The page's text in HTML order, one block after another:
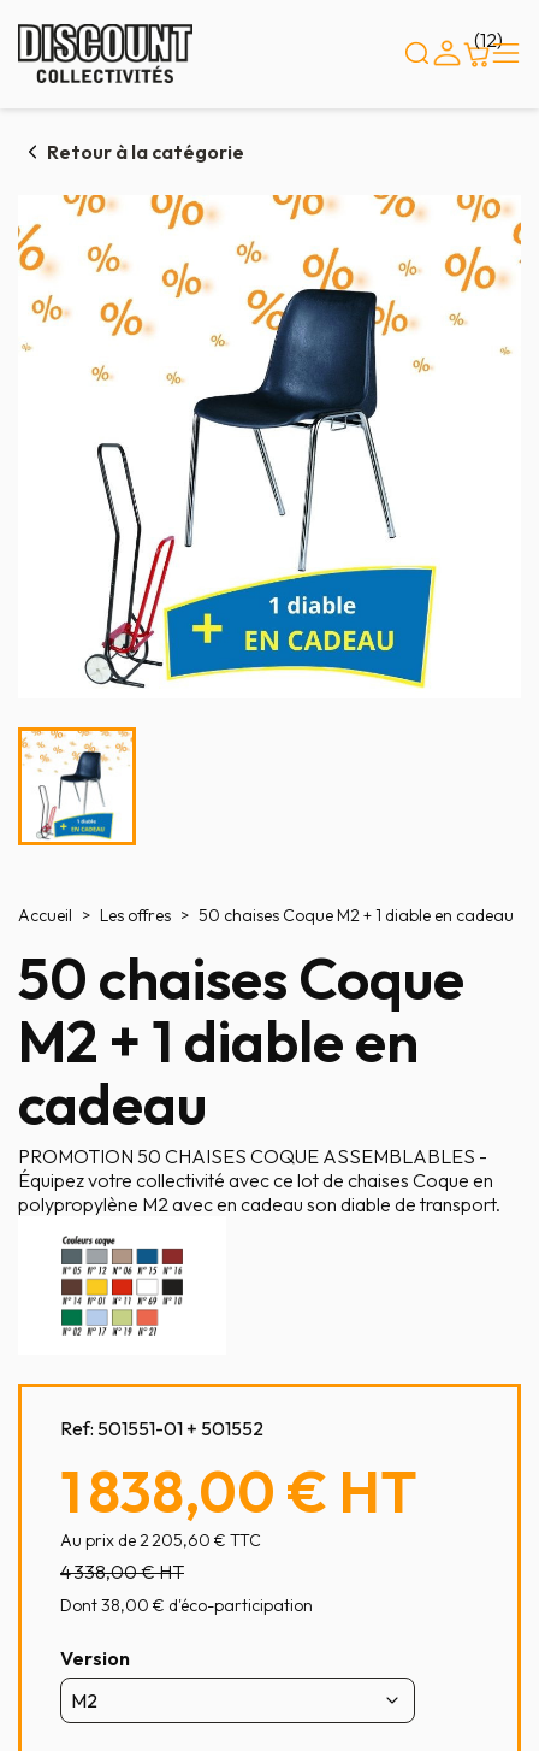
(12)
Retour à la catégorie
Accueil Les offres 50 chaises Coque M2 + 1 diable en cadeau
50 chaises Coque
M2 + 1 diable en
cadeau
PROMOTION 50 CHAISES COQUE ASSEMBLABLES -
Équipez votre collectivité avec ce lot de chaises Coque en
polypropylène M2 avec en cadeau son diable de transport.
Ref: 501551-01 + 501552
1 838,00 € HT
Au prix de 2 205,60 € TTC
4 338,00 €HT
Dont 38,00 € d'éco-participation
Version